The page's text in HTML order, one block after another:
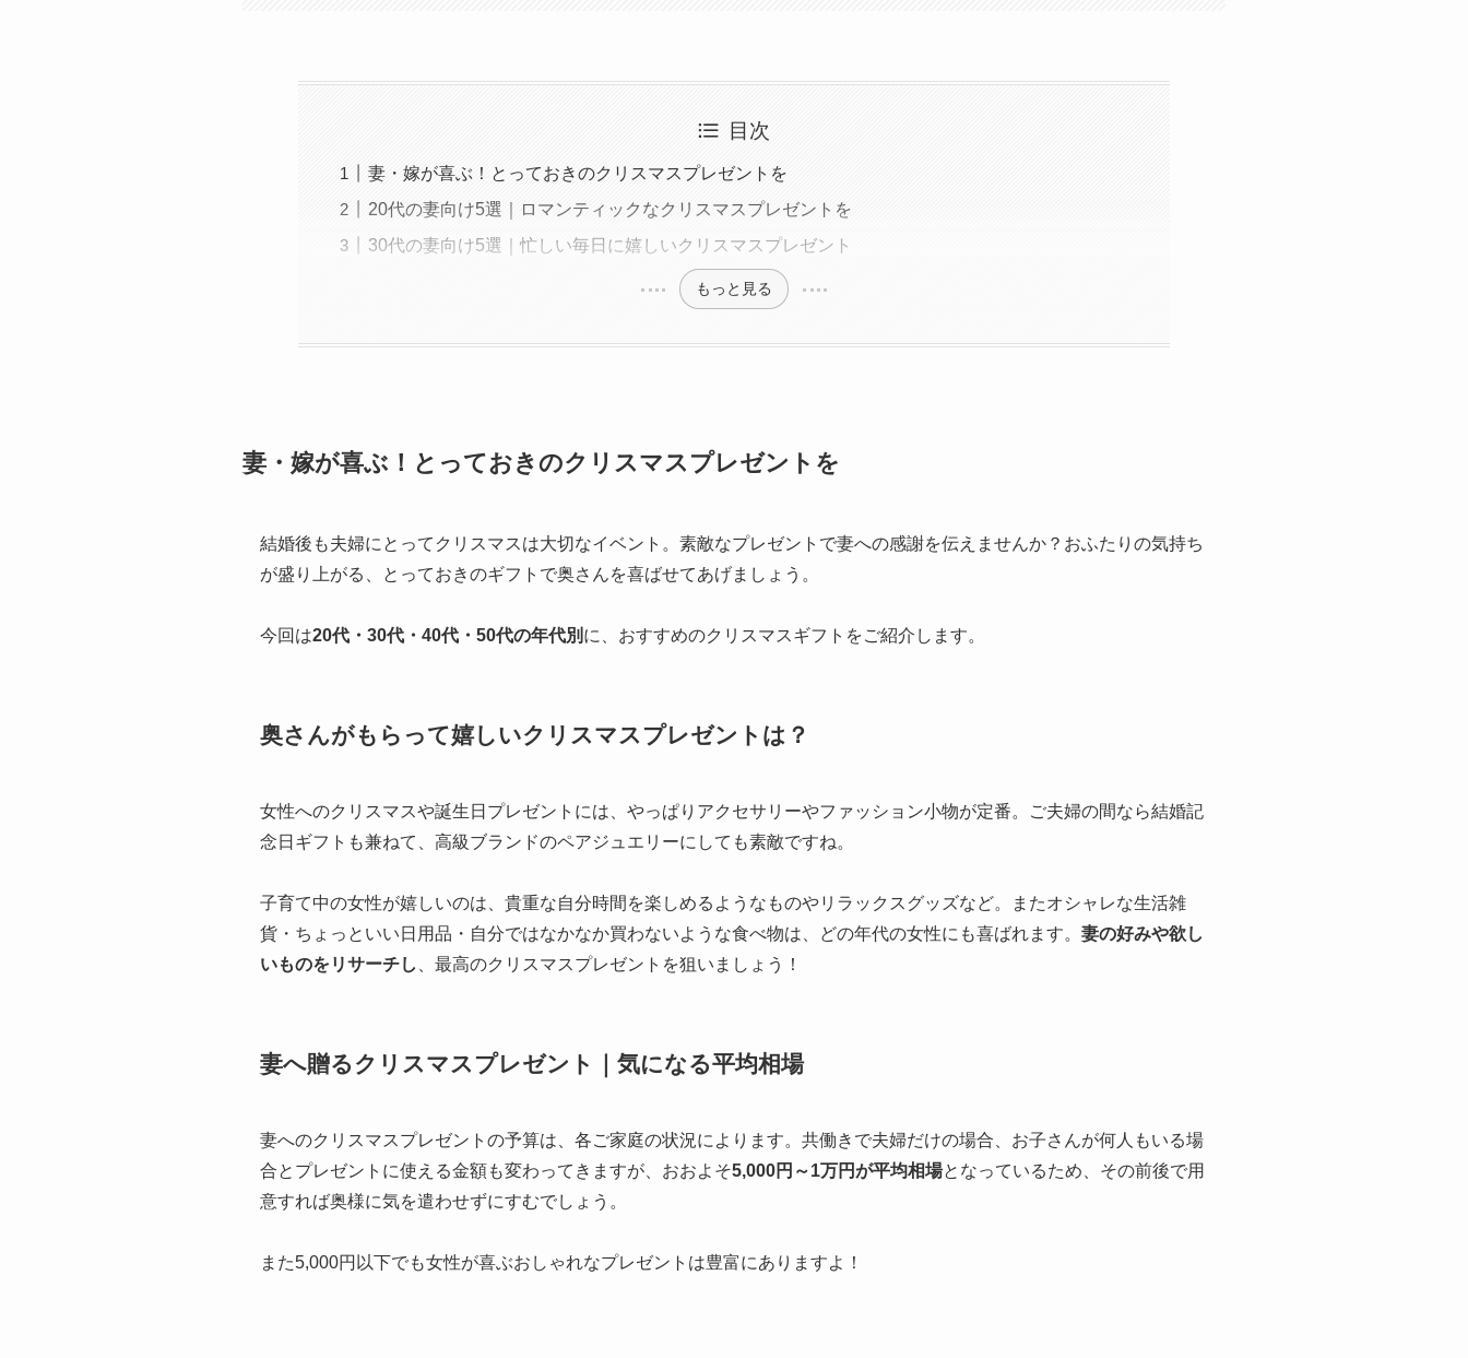
目次
妻・嫁が喜ぶ！とっておきのクリスマスプレゼントを
20代の妻向け5選｜ロマンティックなクリスマスプレゼントを
30代の妻向け5選｜忙しい毎日に嬉しいクリスマスプレゼント
もっと見る
妻・嫁が喜ぶ！とっておきのクリスマスプレゼントを
結婚後も夫婦にとってクリスマスは大切なイベント。素敵なプレゼントで妻への感謝を伝えませんか？おふたりの気持ち
が盛り上がる、とっておきのギフトで奥さんを喜ばせてあげましょう。
今回は20代・30代・40代・50代の年代別 に、おすすめのクリスマスギフトをご紹介します。
奥さんがもらって嬉しいクリスマスプレゼントは？
女性へのクリスマスや誕生日プレゼントには、やっぱりアクセサリーやファッション小物が定番。ご夫婦の間なら結婚記
念日ギフトも兼ねて、高級ブランドのペアジュエリーにしても素敵ですね。
子育て中の女性が嬉しいのは、貴重な自分時間を楽しめるようなものやリラックスグッズなど。またオシャレな生活雑
貨・ちょっといい日用品・自分ではなかなか買わないような食べ物は、どの年代の女性にも喜ばれます。 妻の好みや欲し
いものをリサーチし
、最高のクリスマスプレゼントを狙いましょう！
妻へ贈るクリスマスプレゼント｜気になる平均相場
妻へのクリスマスプレゼントの予算は、各ご家庭の状況によります。共働きで夫婦だけの場合、お子さんが何人もいる場
合とプレゼントに使える金額も変わってきますが、おおよそ5,000円～1万円が平均相場となっているため、その前後で用
意すれば奥様に気を遣わせずにすむでしょう。
また5,000円以下でも女性が喜ぶおしゃれなプレゼントは豊富にありますよ！